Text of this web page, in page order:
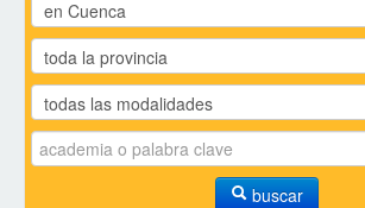
buscar